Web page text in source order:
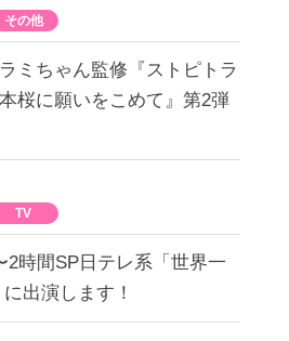
その他
ミちゃん監修『ストピトラ
桜に願いをこめて』第2弾
TV
2時間SP日テレ系「世界一
出演します！